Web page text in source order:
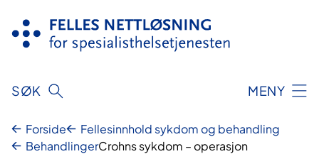
innhold
SØK MENY
Forside
Fellesinnhold sykdom og behandling
BehandlingerCrohns sykdom – operasjon